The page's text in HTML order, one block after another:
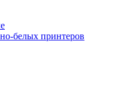
белых принтеров